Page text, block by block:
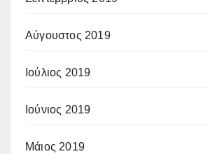
Αύγουστος 2019
Ιούλιος 2019
Ιούνιος 2019
Μάιος 2019